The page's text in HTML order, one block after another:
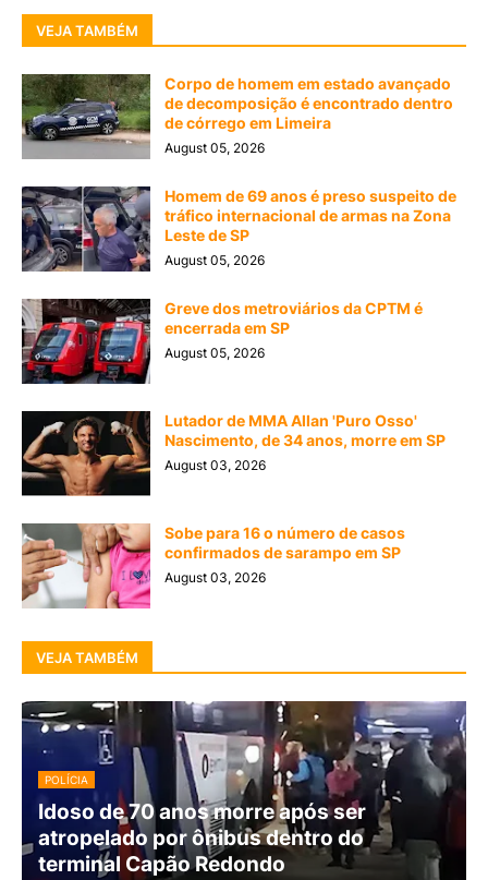
VEJA TAMBÉM
Corpo de homem em estado avançado
de decomposição é encontrado dentro
de córrego em Limeira
August 05, 2026
Homem de 69 anos é preso suspeito de
tráfico internacional de armas na Zona
Leste de SP
August 05, 2026
Greve dos metroviários da CPTM é
encerrada em SP
August 05, 2026
Lutador de MMA Allan 'Puro Osso'
Nascimento, de 34 anos, morre em SP
August 03, 2026
Sobe para 16 o número de casos
confirmados de sarampo em SP
August 03, 2026
VEJA TAMBÉM
POLÍCIA
Idoso de 70 anos morre após ser
atropelado por ônibus dentro do
terminal Capão Redondo